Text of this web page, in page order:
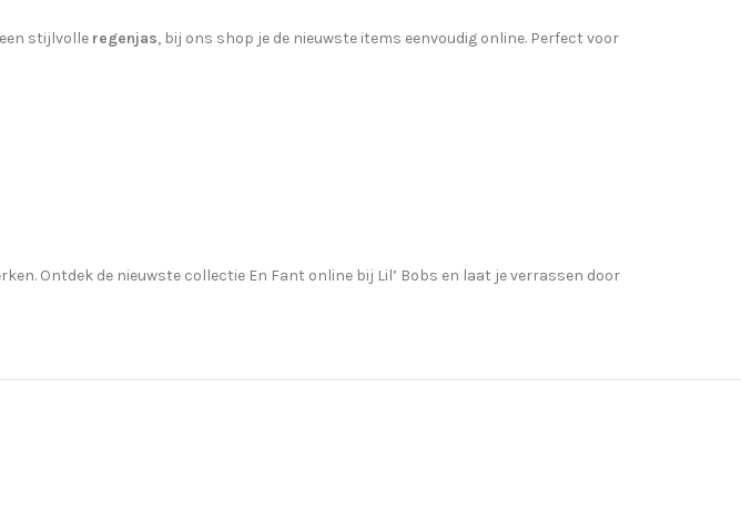
stijlvolle regenjas, bij ons shop je de nieuwste items eenvoudig online. Perfect voor
Ontdek de nieuwste collectie En Fant online bij Lil’ Bobs en laat je verrassen door